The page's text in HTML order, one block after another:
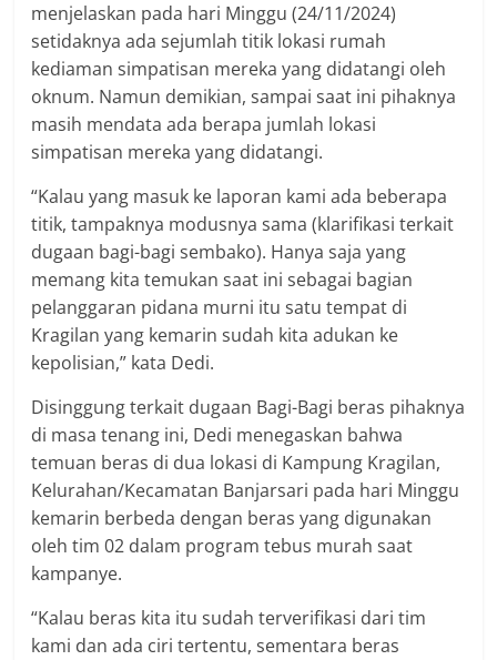
menjelaskan pada hari Minggu (24/11/2024)
setidaknya ada sejumlah titik lokasi rumah
kediaman simpatisan mereka yang didatangi oleh
oknum. Namun demikian, sampai saat ini pihaknya
masih mendata ada berapa jumlah lokasi
simpatisan mereka yang didatangi.
“Kalau yang masuk ke laporan kami ada beberapa
titik, tampaknya modusnya sama (klarifikasi terkait
dugaan bagi-bagi sembako). Hanya saja yang
memang kita temukan saat ini sebagai bagian
pelanggaran pidana murni itu satu tempat di
Kragilan yang kemarin sudah kita adukan ke
kepolisian,” kata Dedi.
Disinggung terkait dugaan Bagi-Bagi beras pihaknya
di masa tenang ini, Dedi menegaskan bahwa
temuan beras di dua lokasi di Kampung Kragilan,
Kelurahan/Kecamatan Banjarsari pada hari Minggu
kemarin berbeda dengan beras yang digunakan
oleh tim 02 dalam program tebus murah saat
kampanye.
“Kalau beras kita itu sudah terverifikasi dari tim
kami dan ada ciri tertentu, sementara beras